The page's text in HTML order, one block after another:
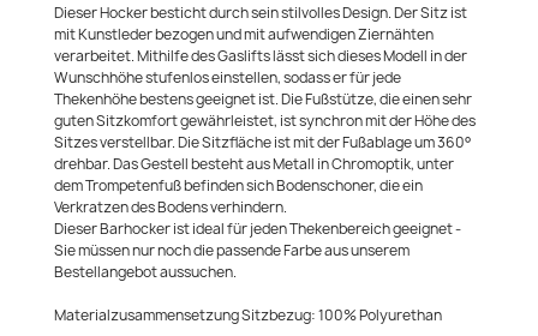
Dieser Hocker besticht durch sein stilvolles Design. Der Sitz ist
mit Kunstleder bezogen und mit aufwendigen Ziernähten
verarbeitet. Mithilfe des Gaslifts lässt sich dieses Modell in der
Wunschhöhe stufenlos einstellen, sodass er für jede
Thekenhöhe bestens geeignet ist. Die Fußstütze, die einen sehr
guten Sitzkomfort gewährleistet, ist synchron mit der Höhe des
Sitzes verstellbar. Die Sitzfläche ist mit der Fußablage um 360°
drehbar. Das Gestell besteht aus Metall in Chromoptik, unter
dem Trompetenfuß befinden sich Bodenschoner, die ein
Verkratzen des Bodens verhindern.
Dieser Barhocker ist ideal für jeden Thekenbereich geeignet -
Sie müssen nur noch die passende Farbe aus unserem
Bestellangebot aussuchen.
Materialzusammensetzung Sitzbezug: 100% Polyurethan